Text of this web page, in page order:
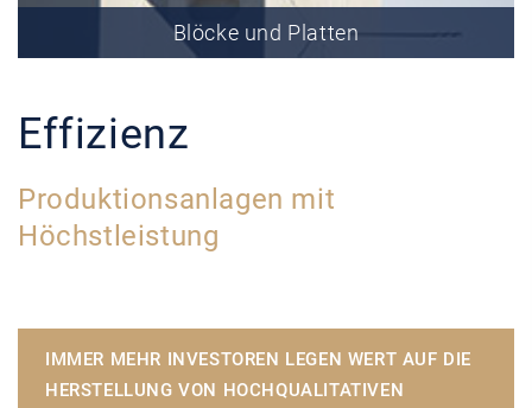
Blöcke und Platten
Effizienz
Produktionsanlagen mit
Höchstleistung
IMMER MEHR INVESTOREN LEGEN WERT AUF DIE
HERSTELLUNG VON HOCHQUALITATIVEN